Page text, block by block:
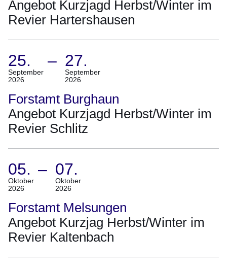
Bis
27.
Angebot Kurzjagd Herbst/Winter im
Revier Hartershausen
25.
September
2026
– 27.
September
2026
(Termin:
25.
September
Bis
27.
Forstamt Burghaun
Angebot Kurzjagd Herbst/Winter im
Revier Schlitz
05.
Oktober
2026
– 07.
Oktober
2026
(Termin:
05.
Oktober
Bis
07.
Forstamt Melsungen
Angebot Kurzjag Herbst/Winter im
Revier Kaltenbach